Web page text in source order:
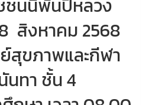
ชนนีพันปีหลวง
สิงหาคม 2568
สุขภาพและกีฬา
นทา ชั้น 4